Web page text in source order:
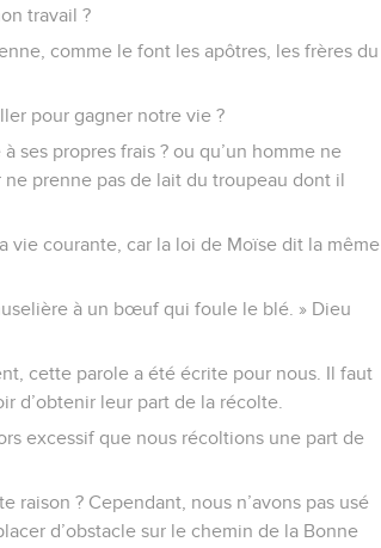
travail ?
comme le font les apôtres, les frères du
pour gagner notre vie ?
ses propres frais ? ou qu’un homme ne
ne prenne pas de lait du troupeau dont il
vie courante, car la loi de Moïse dit la même
à un bœuf qui foule le blé. » Dieu
cette parole a été écrite pour nous. Il faut
d’obtenir leur part de la récolte.
excessif que nous récoltions une part de
raison ? Cependant, nous n’avons pas usé
d’obstacle sur le chemin de la Bonne